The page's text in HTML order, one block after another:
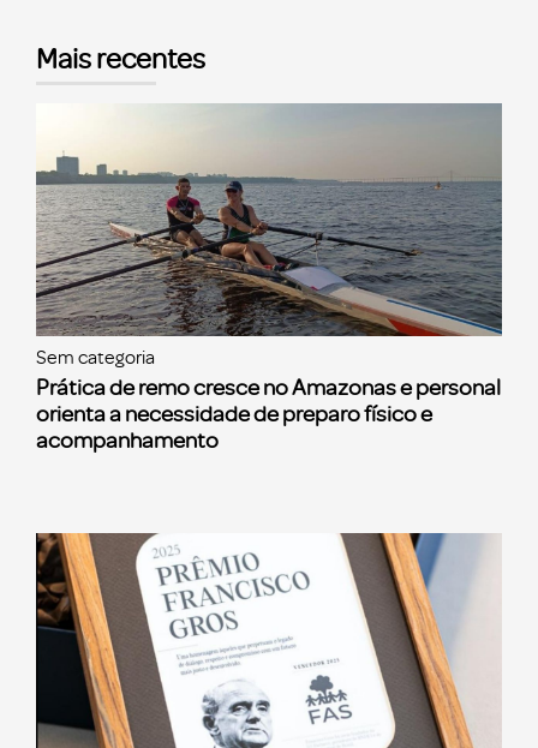
Mais recentes
Sem categoria
Prática de remo cresce no Amazonas e personal
orienta a necessidade de preparo físico e
acompanhamento